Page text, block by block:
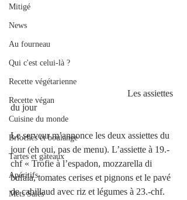
Mitigé
News
Au fourneau
Qui c'est celui-là ?
Recette végétarienne
Recette végan
Cuisine du monde
Brioches et boulange
Tartes et gâteaux
Apéritifs
Mets Salés
du jour
Le serveur m’annonce les deux assiettes du
jour (eh oui, pas de menu). L’assiette à 19.-
chf « Trofie à l’espadon, mozzarella di
bufala, tomates cerises et pignons et le pavé
de cabillaud avec riz et légumes à 23.-chf.